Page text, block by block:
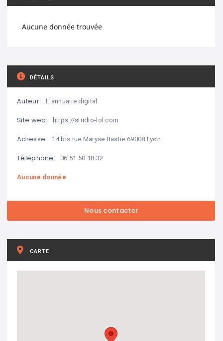
Aucune donnée trouvée
DÉTAILS
Auteur: L'annuaire digital
Site web: https://studio-lol.com
Adresse: 14 bis rue Maryse Bastie 69008 Lyon
Téléphone: 06 51 50 18 32
Aucune donnée
CARTE